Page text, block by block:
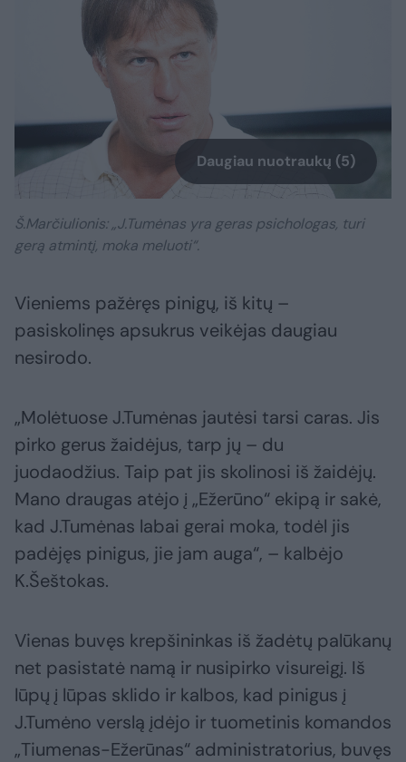
Daugiau nuotraukų (5)
Š.Marčiulionis: „J.Tumėnas yra geras psichologas, turi
gerą atmintį, moka meluoti“.
Vieniems pažėręs pinigų, iš kitų –
pasiskolinęs apsukrus veikėjas daugiau
nesirodo.
„Molėtuose J.Tumėnas jautėsi tarsi caras. Jis
pirko gerus žaidėjus, tarp jų – du
juodaodžius. Taip pat jis skolinosi iš žaidėjų.
Mano draugas atėjo į „Ežerūno“ ekipą ir sakė,
kad J.Tumėnas labai gerai moka, todėl jis
padėjęs pinigus, jie jam auga“, – kalbėjo
K.Šeštokas.
Vienas buvęs krepšininkas iš žadėtų palūkanų
net pasistatė namą ir nusipirko visureigį. Iš
lūpų į lūpas sklido ir kalbos, kad pinigus į
J.Tumėno verslą įdėjo ir tuometinis komandos
„Tiumenas-Ežerūnas“ administratorius, buvęs